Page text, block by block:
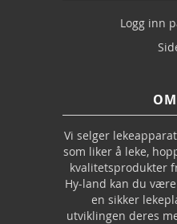
Logg inn
Vi selger
som liker å leke,
kvalitetsprodukter
Hy-land kan du
en sikker
utviklingen deres